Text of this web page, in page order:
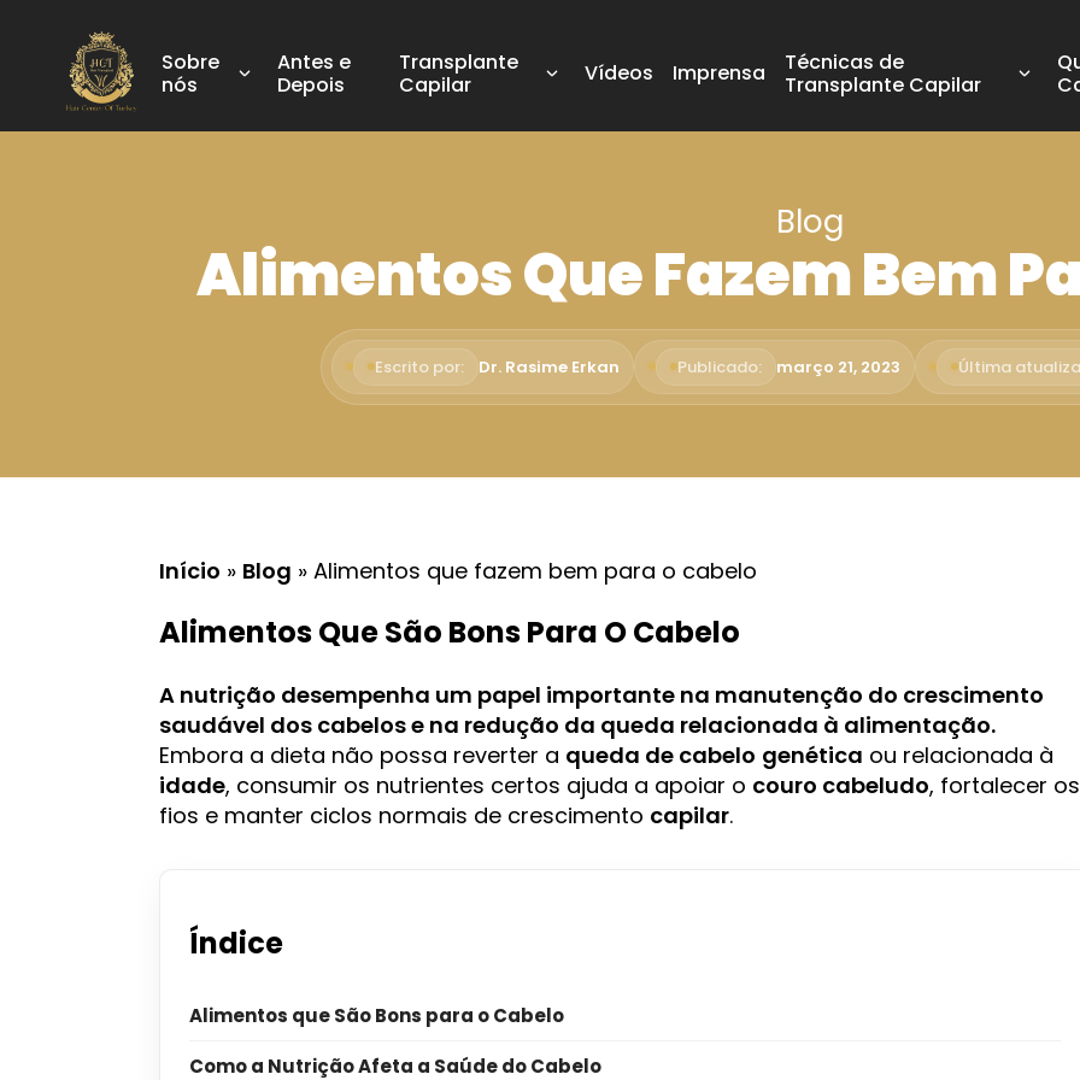
Sobre
nós
Antes e
Depois
Transplante
Capilar
Vídeos Imprensa
Técnicas de
Transplante Capilar
Blog
Alimentos Que Fazem Bem
Escrito por: Dr. Rasime Erkan Publicado: março 21, 2023 Última
Início » Blog » Alimentos que fazem bem para o cabelo
Alimentos Que São Bons Para O Cabelo
A nutrição desempenha um papel importante na manutenção do crescimento
saudável dos cabelos e na redução da queda relacionada à alimentação.
Embora a dieta não possa reverter a queda de cabelo genética ou relacionada à
idade, consumir os nutrientes certos ajuda a apoiar o couro cabeludo, fortalecer os
fios e manter ciclos normais de crescimento capilar.
Índice
Alimentos que São Bons para o Cabelo
Como a Nutrição Afeta a Saúde do Cabelo